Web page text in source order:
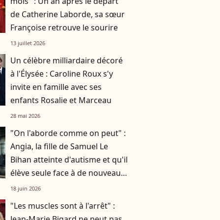
de Catherine Laborde, sa sœur
Françoise retrouve le sourire
13 juillet 2026
Un célèbre milliardaire décoré
à l'Élysée : Caroline Roux s'y
invite en famille avec ses
enfants Rosalie et Marceau
28 mai 2026
"On l'aborde comme on peut" :
Angia, la fille de Samuel Le
Bihan atteinte d'autisme et qu'il
élève seule face à de nouveaux
défis
18 juin 2026
"Les muscles sont à l'arrêt" :